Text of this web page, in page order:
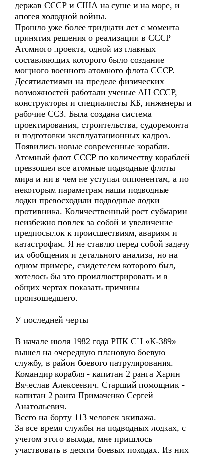
держав СССР и США на суше и на море, и
апогея холодной войны.
Прошло уже более тридцати лет с момента
принятия решения о реализации в СССР
Атомного проекта, одной из главных
составляющих которого было создание
мощного военного атомного флота СССР.
Десятилетиями на пределе физических
возможностей работали ученые АН СССР,
конструкторы и специалисты КБ, инженеры и
рабочие ССЗ. Была создана система
проектирования, строительства, судоремонта
и подготовки эксплуатационных кадров.
Появились новые современные корабли.
Атомный флот СССР по количеству кораблей
превзошел все атомные подводные флоты
мира и ни в чем не уступал оппонентам, а по
некоторым параметрам наши подводные
лодки превосходили подводные лодки
противника. Количественный рост субмарин
неизбежно повлек за собой и увеличение
предпосылок к происшествиям, авариям и
катастрофам. Я не ставлю перед собой задачу
их обобщения и детального анализа, но на
одном примере, свидетелем которого был,
хотелось бы это проиллюстрировать и в
общих чертах показать причины
произошедшего.
У последней черты
В начале июля 1982 года РПК СН «К-389»
вышел на очередную плановую боевую
службу, в район боевого патрулирования.
Командир корабля - капитан 2 ранга Харин
Вячеслав Алексеевич. Старший помощник -
капитан 2 ранга Примаченко Сергей
Анатольевич.
Всего на борту 113 человек экипажа.
За все время службы на подводных лодках, с
учетом этого выхода, мне пришлось
участвовать в десяти боевых походах. Из них